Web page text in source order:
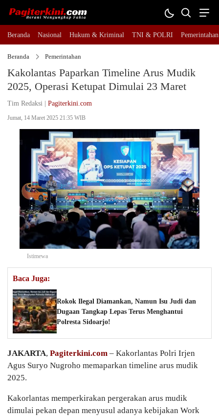
Beranda Nasional Hukum & Kriminal TNI & POLRI Pemerintahan
Beranda Pemerintahan
Kakolantas Paparkan Timeline Arus Mudik
2025, Operasi Ketupat Dimulai 23 Maret
Tim Redaksi | Pagiterkini.com
Jumat, 14 Maret 2025 21:35 WIB
Istimewa
Baca Juga:
Rokok Ilegal Diamankan, Namun Isu Judi dan
Dugaan Tangkap Lepas Terus Menghantui
Polresta Sidoarjo!
JAKARTA, Pagiterkini.com – Kakorlantas Polri Irjen
Agus Suryo Nugroho memaparkan timeline arus mudik
2025.
Kakorlantas memperkirakan pergerakan arus mudik
dimulai pekan depan menyusul adanya kebijakan Work